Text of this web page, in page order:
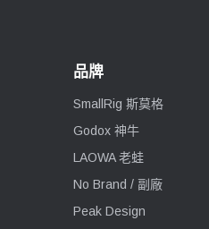
品牌
SmallRig 斯莫格
Godox 神牛
LAOWA 老蛙
No Brand / 副廠
Peak Design